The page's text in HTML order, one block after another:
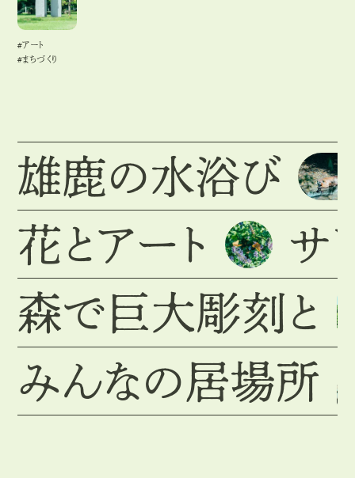
#アート
#アート
#まちづくり
#まちづくり
雄鹿の水浴び
花とアート
サ
森で巨大彫刻と
みんなの居場所